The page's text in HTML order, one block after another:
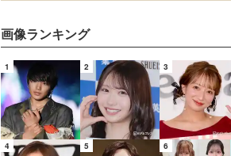
画像ランキング
1 2 3
4 5 6